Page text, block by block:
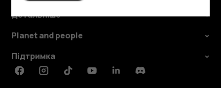
Детальніше
Planet and people
Підтримка
FacebookInstagramTiktokYoutubeLinkedinDiscord